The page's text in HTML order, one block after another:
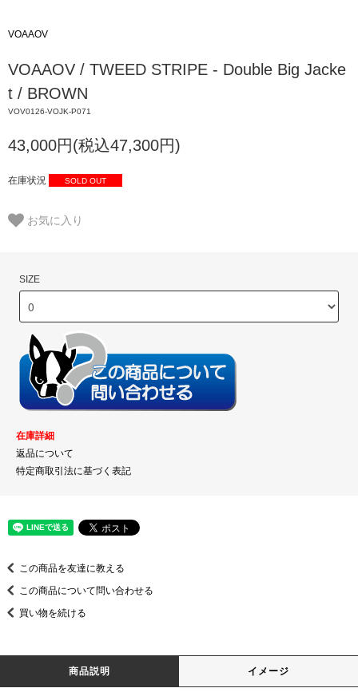
VOAAOV
VOAAOV / TWEED STRIPE - Double Big Jacke
t / BROWN
VOV0126-VOJK-P071
43,000円(税込47,300円)
在庫状況 SOLD OUT
お気に入り
SIZE
在庫詳細
返品について
特定商取引法に基づく表記
この商品を友達に教える
この商品について問い合わせる
買い物を続ける
商品説明 イメージ